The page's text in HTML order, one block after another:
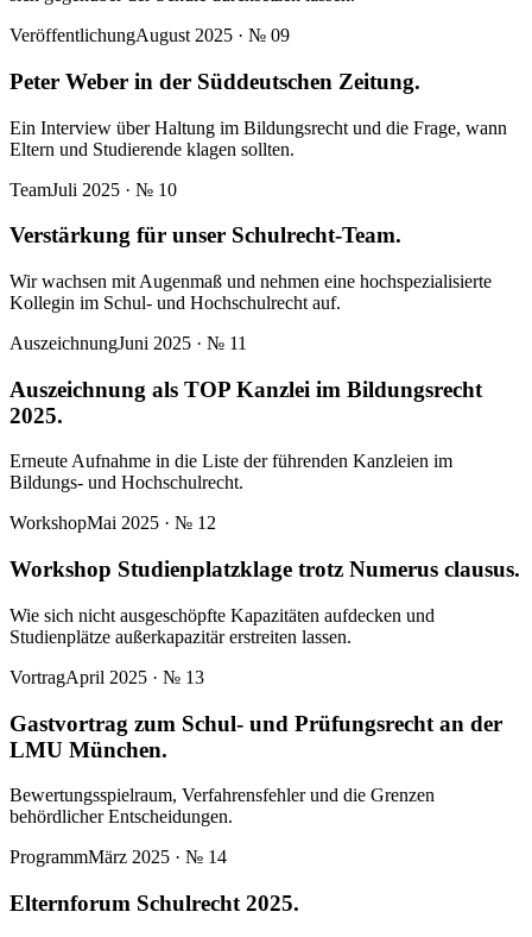
VeröffentlichungAugust 2025 · № 09
Peter Weber in der Süddeutschen Zeitung.
Ein Interview über Haltung im Bildungsrecht und die Frage, wann
Eltern und Studierende klagen sollten.
TeamJuli 2025 · № 10
Verstärkung für unser Schulrecht-Team.
Wir wachsen mit Augenmaß und nehmen eine hochspezialisierte
Kollegin im Schul- und Hochschulrecht auf.
AuszeichnungJuni 2025 · № 11
Auszeichnung als TOP Kanzlei im Bildungsrecht
2025.
Erneute Aufnahme in die Liste der führenden Kanzleien im
Bildungs- und Hochschulrecht.
WorkshopMai 2025 · № 12
Workshop Studienplatzklage trotz Numerus clausus.
Wie sich nicht ausgeschöpfte Kapazitäten aufdecken und
Studienplätze außerkapazitär erstreiten lassen.
VortragApril 2025 · № 13
Gastvortrag zum Schul- und Prüfungsrecht an der
LMU München.
Bewertungsspielraum, Verfahrensfehler und die Grenzen
behördlicher Entscheidungen.
ProgrammMärz 2025 · № 14
Elternforum Schulrecht 2025.